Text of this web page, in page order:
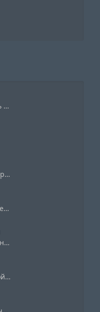
Я на минутку заглянуть к тебе решил
Непреступная такая горделивая
Не ходи ты за мной мне цветы не дари
Листья тополиные песни лебединые
Зову тебя единственной зову